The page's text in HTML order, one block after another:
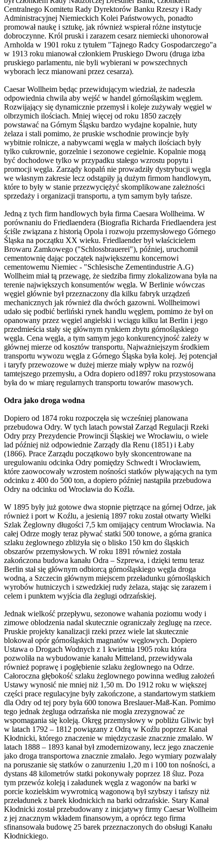
Centralnego Komitetu Rady Dyrektorów Banku Rzeszy i Rady
Administracyjnej Niemieckich Kolei Państwowych, ponadto
promował naukę i sztukę, jak również wspierał różne instytucje
dobroczynne. Król pruski i zarazem cesarz niemiecki uhonorował
Arnholda w 1901 roku z tytułem "Tajnego Radcy Gospodarczego"a
w 1913 roku mianował członkiem Pruskiego Dworu (druga izba
pruskiego parlamentu, nie byli wybierani w powszechnych
wyborach lecz mianowani przez cesarza).
Caesar Wollheim będąc przewidującym wiedział, że nadeszła
odpowiednia chwila aby wejść w handel górnośląskim węglem.
Rozwijający się dynamicznie przemysł i koleje zużywały węgiel w
olbrzymich ilościach. Mniej więcej od roku 1850 zaczęły
powstawać na Górnym Śląsku bardzo wydajne kopalnie, huty
żelaza i stali pomimo, że pruskie wschodnie prowincje były
wybitnie rolnicze, a nabywcami węgla w małych ilościach były
tylko cukrownie, gorzelnie i sezonowe cegielnie. Kopalnie mogą
być dochodowe tylko w przypadku stałego wzrostu popytu i
promocji węgla. Zarządy kopalń nie prowadziły dystrybucji węgla
we własnym zakresie lecz odstąpiły ją dużym firmom handlowym,
które to były w stanie przezwyciężyć skomplikowane zależności
sprzedaży i organizacji transportu, a tym samym były tańsze.
Jedną z tych firm handlowych była firma Caesara Wollheima. W
porównaniu do Friedlaendera (Biografia Richarda Friedlaendera jest
ściśle związana z historią Opola i rozwoju przemysłowego Górnego
Śląska na początku XX wieku. Friedlaender był właścicielem
Browaru Zamkowego ("Schlossbrauerei"), później, uruchomił
cementownię dając początek największemu koncernowi
cementowemu Niemiec - "Schlesische Zementindustrie A.G)
Wollheim miał tą przewagę, że siedziba firmy zlokalizowana była na
terenie największych konsumentów węgla. W Berlinie wówczas
węgiel głównie był przeznaczony dla kilku fabryk urządzeń
mechanicznych jak również dla dwóch gazowni. Wollheimowi
udało się podbić berliński rynek handlu węglem, pomimo że był on
opanowany przez węgiel angielski i wciągu kilku lat Berlin i jego
przedmieścia stały się głównym rynkiem zbytu górnośląskiego
węgla. Cena węgla, a tym samym jego konkurencyjność zależy w
głównej mierze od kosztów transportu. Najważniejszym środkiem
transportu wywozu węgla z Górnego Śląska była kolej. Jej potencjał
i taryfy przewozowe w dużej mierze miały wpływ na rozwój
tamtejszego przemysłu, a Odra dopiero od1897 roku przystosowana
była do w miarę regularnych transportu towarów masowych.
Odra jako droga wodna
Dopiero od 1874 roku rozpoczęła się wcześniej planowana
przebudowa Odry. W tych latach powstał Zarząd Regulacji Rzeki
Odry przy Prezydencie Prowincji Śląskiej we Wrocławiu, o wiele
lad później niż odpowiednie Zarządy dla Renu (1851) i Łaby
(1866). Prace Zarządu początkowo były skoncentrowane na
uregulowaniu odcinka Odry pomiędzy Schwedt i Wrocławiem,
które zaowocowały wzrostem nośności statków pływających na tym
odcinku z 400 do 500 ton, a dopiero później nastąpiła przebudowa
Odry na odcinku od Wrocławia do Koźla.
W 1895 były już gotowe dwa stopnie piętrzące na górnej Odrze, jak
również i port w Koźlu, a jesienią 1897 roku został otwarty Wielki
Szlak Żeglowny długości 7,5 km omijający centrum Wrocławia. Na
całej Odrze mogły teraz pływać statki 500 tonowe, a górna granica
szlaku żeglownego zbliżyła się o blisko 150 km do śląskich
obszarów przemysłowych. W roku 1891 również została
zakończona budowa kanału Odra – Szprewa, i dzięki temu teraz
Berlin stał się głównym odbiorcą górnośląskiego węgla droga
wodną, a Szczecin głównym miejscem przeładunku górnośląskich
wyrobów hutniczych i szwedzkiej rudy żelaza, stając się zarazem i
celem i punktem wyjścia dla żeglugi odrzańskiej.
Jednak wielkość przepływu, sezonowe wahania poziomu wody i
zimowe oblodzenia nadal skutecznie ograniczały żeglugę na rzece.
Pruskie projekty kanalizacji rzeki przez wiele lat skutecznie
blokował opór górnośląskich magnatów węglowych. Dopiero
Ustawa o Drogach Wodnych z 1 kwietnia 1905 roku która
pozwoliła na wybudowanie kanału Mitteland, przewidywała
również poprawę i pogłębienie szlaku żeglownego na Odrze.
Całoroczna głębokość szlaku żeglownego powinna według założeń
Ustawy wynosić nie mniej niż 1,50 m. Do 1912 roku w większej
części prace regulacyjne były zakończone, a standartowym statkiem
dla Odry od tej pory była 600 tonowa Breslauer-Maß-Kan. Pomimo
tego jednak żegluga odrzańska nie mogła zrezygnować ze
wspomagania się koleją. Okręg przemysłowy w pobliżu Gliwic był
w latach 1792 – 1812 powiązany z Odrą w Koźlu poprzez Kanał
Kłodnicki, którego znaczenie w międzyczasie znacznie zmalało. W
latach 1888 – 1893 kanał był zmodernizowany, lecz jego znaczenie
jako droga transportowa znacznie zmalało. Jego wymiary pozwalały
na poruszanie się statków o zanurzeniu 1,20 m i 100 ton nośności, a
dystans 48 kilometrów statki pokonywały poprzez 18 śluz. Poza
tym przewóz koleją i załadunek węgla z wagonów na barki w
porcie kozielskim wywrotnicą wagonową był szybszy i tańszy niż
przeładunek z barek kłodnickich na barki odrzańskie. Stary Kanał
Kłodnicki został przebudowany z inicjatywy firmy Caesar Wollheim
z jej znacznym wkładem finansowym, a oprócz tego firma
sfinansowała budowę 25 barek przeznaczonych do obsługi Kanału
Kłodnickiego.